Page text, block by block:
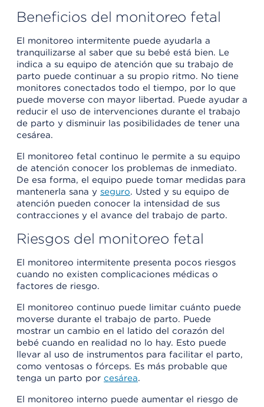
Beneficios del monitoreo fetal
El monitoreo intermitente puede ayudarla a
tranquilizarse al saber que su bebé está bien. Le
indica a su equipo de atención que su trabajo de
parto puede continuar a su propio ritmo. No tiene
monitores conectados todo el tiempo, por lo que
puede moverse con mayor libertad. Puede ayudar a
reducir el uso de intervenciones durante el trabajo
de parto y disminuir las posibilidades de tener una
cesárea.
El monitoreo fetal continuo le permite a su equipo
de atención conocer los problemas de inmediato.
De esa forma, el equipo puede tomar medidas para
mantenerla sana y seguro. Usted y su equipo de
atención pueden conocer la intensidad de sus
contracciones y el avance del trabajo de parto.
Riesgos del monitoreo fetal
El monitoreo intermitente presenta pocos riesgos
cuando no existen complicaciones médicas o
factores de riesgo.
El monitoreo continuo puede limitar cuánto puede
moverse durante el trabajo de parto. Puede
mostrar un cambio en el latido del corazón del
bebé cuando en realidad no lo hay. Esto puede
llevar al uso de instrumentos para facilitar el parto,
como ventosas o fórceps. Es más probable que
tenga un parto por cesárea.
El monitoreo interno puede aumentar el riesgo de